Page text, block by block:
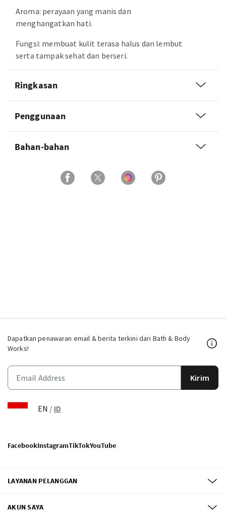
Aroma: perayaan yang manis dan
menghangatkan hati.
Fungsi: membuat kulit terasa halus dan lembut
serta tampak sehat dan berseri.
Ringkasan
Penggunaan
Bahan-bahan
Dapatkan penawaran email & berita terkini dari Bath & Body
Works!
Kirim
EN / ID
FacebookInstagramTikTokYouTube
LAYANAN PELANGGAN
AKUN SAYA